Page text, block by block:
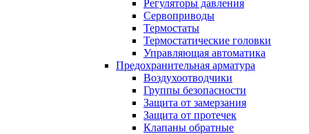
Регуляторы давления
Сервоприводы
Термостаты
Термостатические головки
Управляющая автоматика
Предохранительная арматура
Воздухоотводчики
Группы безопасности
Защита от замерзания
Защита от протечек
Клапаны обратные